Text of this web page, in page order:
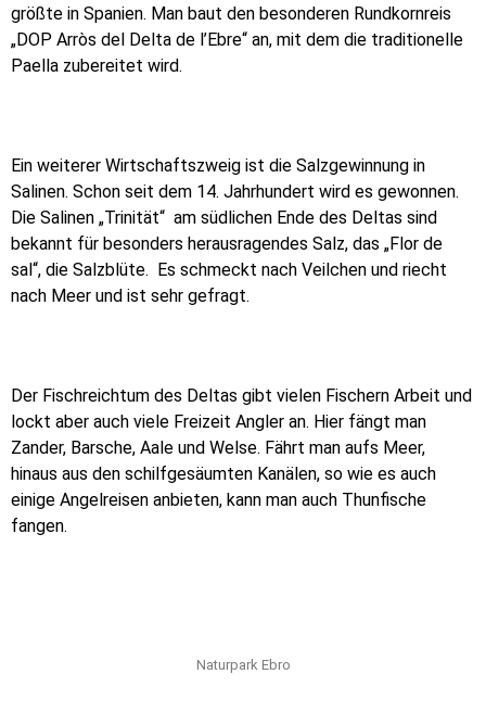
größte in Spanien. Man baut den besonderen Rundkornreis
„DOP Arròs del Delta de l’Ebre“ an, mit dem die traditionelle
Paella zubereitet wird.
Ein weiterer Wirtschaftszweig ist die Salzgewinnung in
Salinen. Schon seit dem 14. Jahrhundert wird es gewonnen.
Die Salinen „Trinität“ am südlichen Ende des Deltas sind
bekannt für besonders herausragendes Salz, das „Flor de
sal“, die Salzblüte. Es schmeckt nach Veilchen und riecht
nach Meer und ist sehr gefragt.
Der Fischreichtum des Deltas gibt vielen Fischern Arbeit und
lockt aber auch viele Freizeit Angler an. Hier fängt man
Zander, Barsche, Aale und Welse. Fährt man aufs Meer,
hinaus aus den schilfgesäumten Kanälen, so wie es auch
einige Angelreisen anbieten, kann man auch Thunfische
fangen.
Naturpark Ebro